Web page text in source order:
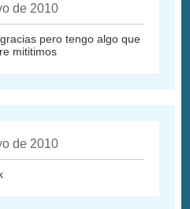
de 2010
pero tengo algo que
mititimos
de 2010